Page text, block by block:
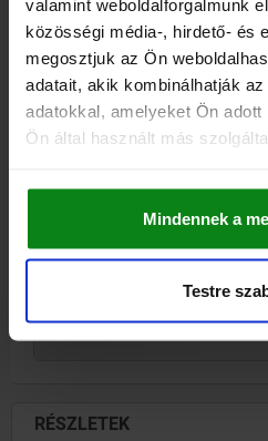
valamint weboldalforgalmunk
közösségi média-, hirdető- és
megosztjuk az Ön
adatait, akik kombinálhatják
adatokkal, amelyeket Ön
Ön által használt más
Mindennek a
Testre
OLDALSZORÍTÓ BALRA
KIVITEL 1=BALRA D=18 D1=M10
L2=27 L3=6 R=143
Rendelési szám:04518-010025
hozzáértve Áfa
RÉSZLETEK